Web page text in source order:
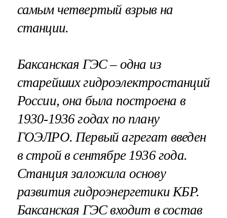
самым четвертый взрыв на
станции.
Баксанская ГЭС – одна из
старейших гидроэлектростанций
России, она была построена в
1930-1936 годах по плану
ГОЭЛРО. Первый агрегат введен
в строй в сентябре 1936 года.
Станция заложила основу
развития гидроэнергетики КБР.
Баксанская ГЭС входит в состав